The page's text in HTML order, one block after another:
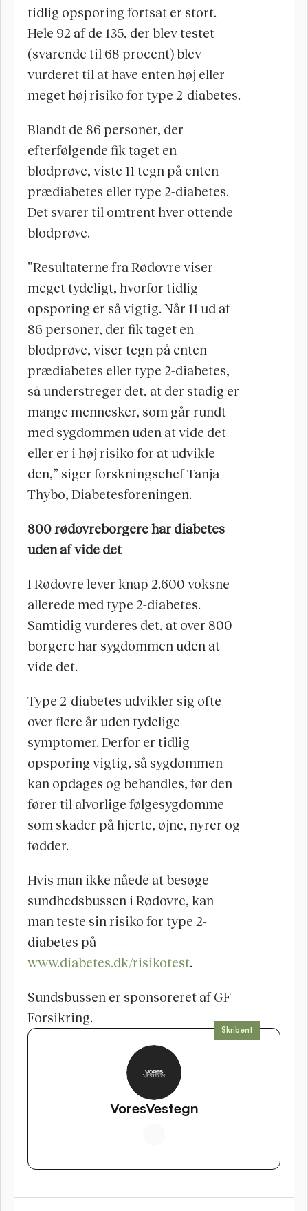
tidlig opsporing fortsat er stort.
Hele 92 af de 135, der blev testet
(svarende til 68 procent) blev
vurderet til at have enten høj eller
meget høj risiko for type 2-diabetes.
Blandt de 86 personer, der
efterfølgende fik taget en
blodprøve, viste 11 tegn på enten
prædiabetes eller type 2-diabetes.
Det svarer til omtrent hver ottende
blodprøve.
”Resultaterne fra Rødovre viser
meget tydeligt, hvorfor tidlig
opsporing er så vigtig. Når 11 ud af
86 personer, der fik taget en
blodprøve, viser tegn på enten
prædiabetes eller type 2-diabetes,
så understreger det, at der stadig er
mange mennesker, som går rundt
med sygdommen uden at vide det
eller er i høj risiko for at udvikle
den,” siger forskningschef Tanja
Thybo, Diabetesforeningen.
800 rødovreborgere har diabetes
uden af vide det
I Rødovre lever knap 2.600 voksne
allerede med type 2-diabetes.
Samtidig vurderes det, at over 800
borgere har sygdommen uden at
vide det.
Type 2-diabetes udvikler sig ofte
over flere år uden tydelige
symptomer. Derfor er tidlig
opsporing vigtig, så sygdommen
kan opdages og behandles, før den
fører til alvorlige følgesygdomme
som skader på hjerte, øjne, nyrer og
fødder.
Hvis man ikke nåede at besøge
sundhedsbussen i Rødovre, kan
man teste sin risiko for type 2-
www.diabetes.dk/risikotest.
Sundsbussen er sponsoreret af GF
Forsikring.
VoresVestegn
Skribent